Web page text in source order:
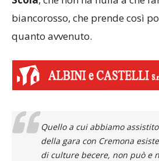
biancorosso, che prende così
quanto avvenuto.
Quello a cui abbiamo
della gara con Cremona
di culture becere, non può e